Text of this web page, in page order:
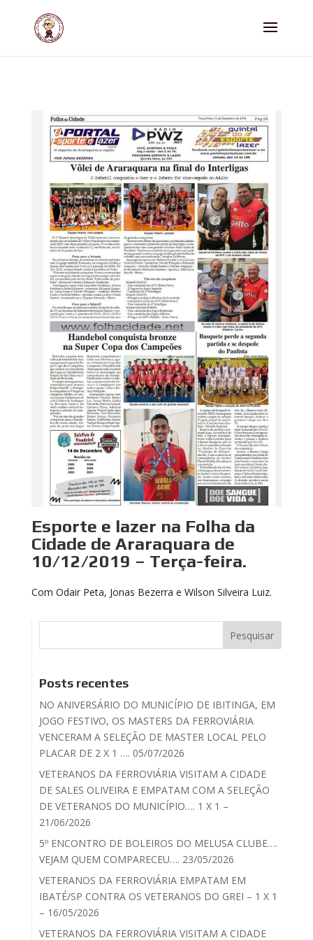
Esporte e lazer na Folha da
Cidade de Araraquara de
10/12/2019 – Terça-feira.
Com Odair Peta, Jonas Bezerra e Wilson Silveira Luiz.
Posts recentes
NO ANIVERSÁRIO DO MUNICÍPIO DE IBITINGA, EM
JOGO FESTIVO, OS MASTERS DA FERROVIÁRIA
VENCERAM A SELEÇÃO DE MASTER LOCAL PELO
PLACAR DE 2 X 1 …. 05/07/2026
VETERANOS DA FERROVIÁRIA VISITAM A CIDADE
DE SALES OLIVEIRA E EMPATAM COM A SELEÇÃO
DE VETERANOS DO MUNICÍPIO…. 1 X 1 –
21/06/2026
5º ENCONTRO DE BOLEIROS DO MELUSA CLUBE….
VEJAM QUEM COMPARECEU…. 23/05/2026
VETERANOS DA FERROVIÁRIA EMPATAM EM
IBATÉ/SP CONTRA OS VETERANOS DO GREI – 1 X 1
– 16/05/2026
VETERANOS DA FERROVIÁRIA VISITAM A CIDADE